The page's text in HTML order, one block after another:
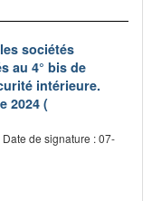
sociétés
au 4° bis de
intérieure.
2024 (
Date de signature : 07-